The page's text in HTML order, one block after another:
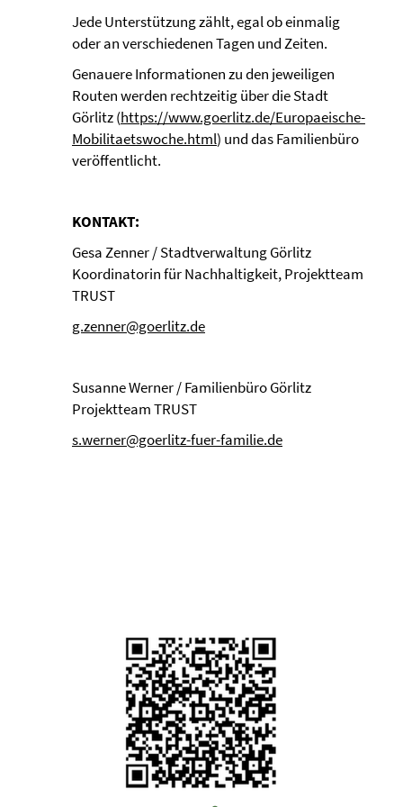
Jede Unterstützung zählt, egal ob einmalig
oder an verschiedenen Tagen und Zeiten.
Genauere Informationen zu den jeweiligen
Routen werden rechtzeitig über die Stadt
Görlitz (https://www.goerlitz.de/Europaeische-
Mobilitaetswoche.html) und das Familienbüro
veröffentlicht.
KONTAKT:
Gesa Zenner / Stadtverwaltung Görlitz
Koordinatorin für Nachhaltigkeit, Projektteam
TRUST
g.zenner@goerlitz.de
Susanne Werner / Familienbüro Görlitz
Projektteam TRUST
s.werner@goerlitz-fuer-familie.de